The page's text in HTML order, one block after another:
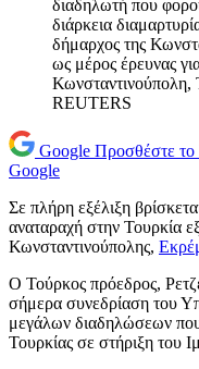
διαδηλωτή που
διάρκεια
δήμαρχος της
ως μέρος έρευνας
Κωνσταντινούπολη,
REUTERS
Google Προσθέστε
Google
Σε πλήρη εξέλιξη
αναταραχή στην Τουρκία
Κωνσταντινούπολης,
Ο Τούρκος πρόεδρος,
σήμερα συνεδρίαση του
μεγάλων διαδηλώσεων που
Τουρκίας σε στήριξη του